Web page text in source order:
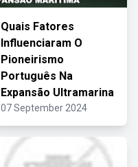
Quais Fatores
Influenciaram O
Pioneirismo
Português Na
Expansão Ultramarina
07 September 2024